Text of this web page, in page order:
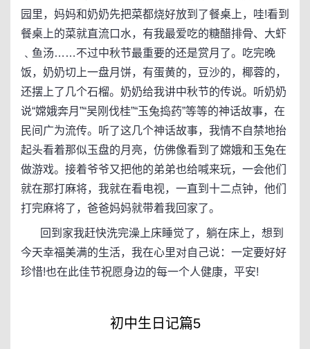
园里，妈妈和奶奶先把菜都烧好放到了餐桌上，哇!看到
餐桌上的菜就直流口水，有我最爱吃的糖醋排骨、大虾
﹑鱼汤……不过中秋节最重要的还是赏月了。吃完晚
饭，奶奶切上一盘月饼，有蛋黄的，豆沙的，椰蓉的，
还摆上了几个石榴。奶奶给我讲中秋节的传说。听奶奶
说“嫦娥奔月”“吴刚伐桂”“玉兔捣药”等等的神话故事，在
民间广为流传。听了这几个神话故事，我情不自禁地抬
起头看着那似玉盘的月亮，仿佛像看到了嫦娥和玉兔在
做游戏。接着爷爷又把他的弟弟也给喊来玩，一会他们
就在那打麻将，我就在看电视，一直到十二点钟，他们
打完麻将了，爸爸妈妈就带着我回家了。
回到家我赶快洗完澡上床睡觉了，躺在床上，想到
今天幸福美满的生活，我在心里对自己说：一定要好好
珍惜!也在此佳节祝愿身边的每一个人健康，平安!
初中生日记篇5